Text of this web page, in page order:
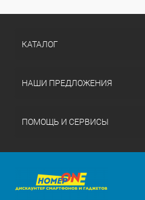
КАТАЛОГ
НАШИ ПРЕДЛОЖЕНИЯ
ПОМОЩЬ И СЕРВИСЫ